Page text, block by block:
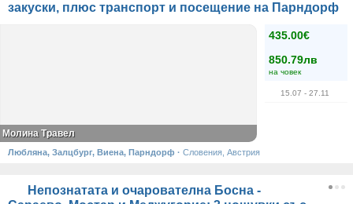
закуски, плюс транспорт и посещение на Парндорф
435.00€
850.79лв
на човек
15.07 - 27.11
Молина Травел
Любляна, Залцбург, Виена, Парндорф · Словения, Австрия
Непознатата и очарователна Босна -